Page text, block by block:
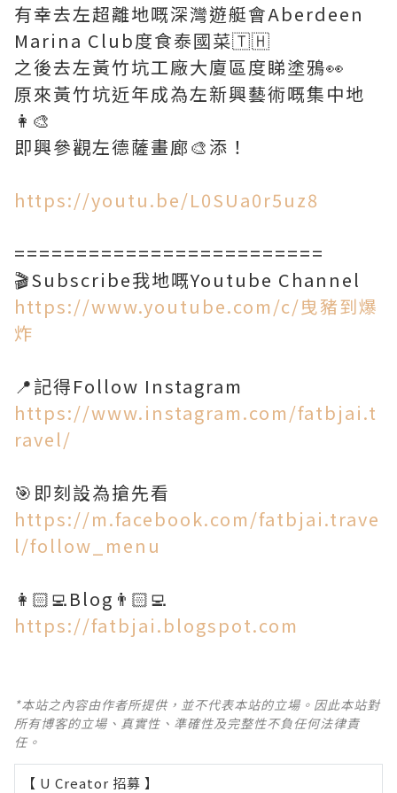
有幸去左超離地嘅深灣遊艇會Aberdeen
Marina Club度食泰國菜🇹🇭
之後去左黃竹坑工廠大廈區度睇塗鴉👀
原來黃竹坑近年成為左新興藝術嘅集中地
👩‍🎨
即興參觀左德薩畫廊🎨添！
https://youtu.be/L0SUa0r5uz8
=========================
https://www.youtube.com/c/曳豬到爆
炸
https://www.instagram.com/fatbjai.t
ravel/
https://m.facebook.com/fatbjai.trave
l/follow_menu
https://fatbjai.blogspot.com
*本站之內容由作者所提供，並不代表本站的立場。因此本站對
所有博客的立場、真實性、準確性及完整性不負任何法律責
任。
【 U Creator 招募 】